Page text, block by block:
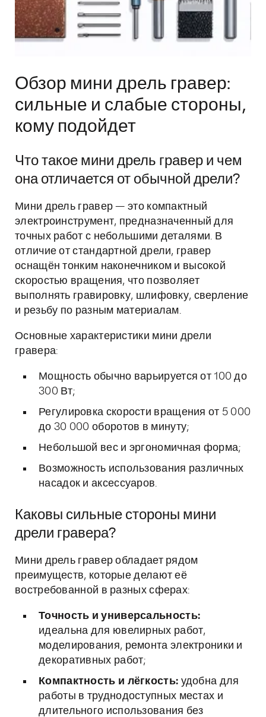
Обзор мини дрель гравер:
сильные и слабые стороны,
кому подойдет
Что такое мини дрель гравер и чем
она отличается от обычной дрели?
Мини дрель гравер — это компактный
электроинструмент, предназначенный для
точных работ с небольшими деталями. В
отличие от стандартной дрели, гравер
оснащён тонким наконечником и высокой
скоростью вращения, что позволяет
выполнять гравировку, шлифовку, сверление
и резьбу по разным материалам.
Основные характеристики мини дрели
гравера:
Мощность обычно варьируется от 100 до
300 Вт;
Регулировка скорости вращения от 5 000
до 30 000 оборотов в минуту;
Небольшой вес и эргономичная форма;
Возможность использования различных
насадок и аксессуаров.
Каковы сильные стороны мини
дрели гравера?
Мини дрель гравер обладает рядом
преимуществ, которые делают её
востребованной в разных сферах:
Точность и универсальность:
идеальна для ювелирных работ,
моделирования, ремонта электроники и
декоративных работ;
Компактность и лёгкость: удобна для
работы в труднодоступных местах и
длительного использования без